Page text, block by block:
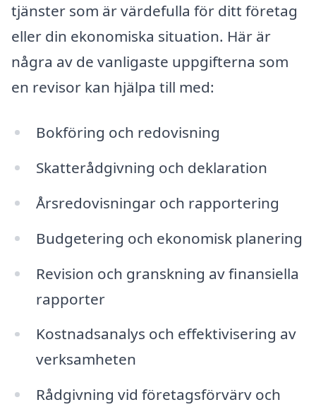
tjänster som är värdefulla för ditt företag
eller din ekonomiska situation. Här är
några av de vanligaste uppgifterna som
en revisor kan hjälpa till med:
Bokföring och redovisning
Skatterådgivning och deklaration
Årsredovisningar och rapportering
Budgetering och ekonomisk planering
Revision och granskning av finansiella
rapporter
Kostnadsanalys och effektivisering av
verksamheten
Rådgivning vid företagsförvärv och